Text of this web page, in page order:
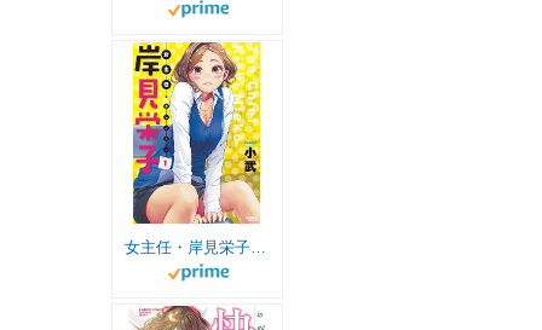
女主任・岸見栄子（１） (バンブーコミックス)